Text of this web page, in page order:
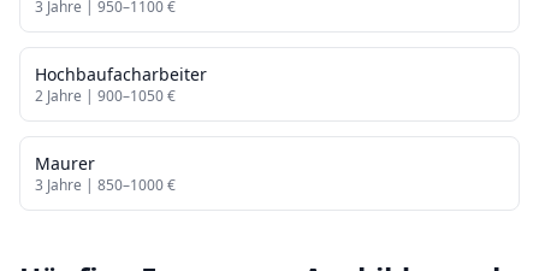
3 Jahre | 950–1100€
Hochbaufacharbeiter
2 Jahre | 900–1050€
Maurer
3 Jahre | 850–1000€